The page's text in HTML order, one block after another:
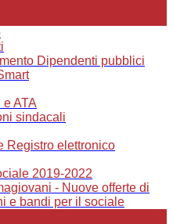
Dipendenti pubblici
ATA
sindacali
Registro elettronico
2019-2022
- Nuove offerte di
e bandi per il sociale